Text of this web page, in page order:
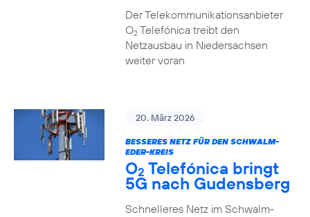
Der Telekommunikationsanbieter
O2Telefónica treibt den
Netzausbau in Niedersachsen
weiter voran
20. März 2026
BESSERES NETZ FÜR DEN SCHWALM-
EDER-KREIS
O2 Telefónica bringt
5G nach Gudensberg
Schnelleres Netz im Schwalm-